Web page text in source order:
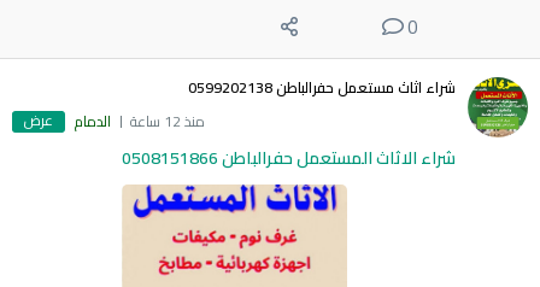
0
شراء اثاث مستعمل حفرالباطن 0599202138
منذ 12 ساعة
الدمام عرض
شراء الاثاث المستعمل حفرالباطن 0508151866